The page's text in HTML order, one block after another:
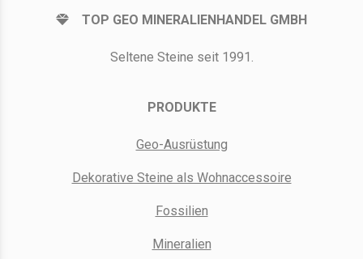
TOP GEO MINERALIENHANDEL GMBH
Seltene Steine seit 1991.
PRODUKTE
Geo-Ausrüstung
Dekorative Steine als Wohnaccessoire
Fossilien
Mineralien